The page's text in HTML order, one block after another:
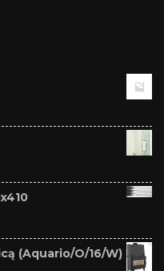
(Aquario/O/16/W)